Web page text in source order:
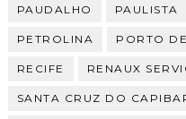
PAUDALHO PAULISTA
PETROLINA PORTO
RECIFE RENAUX
SANTA CRUZ DO